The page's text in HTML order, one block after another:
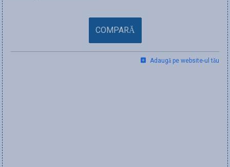
COMPARĂ
Adaugă pe website-ul tău